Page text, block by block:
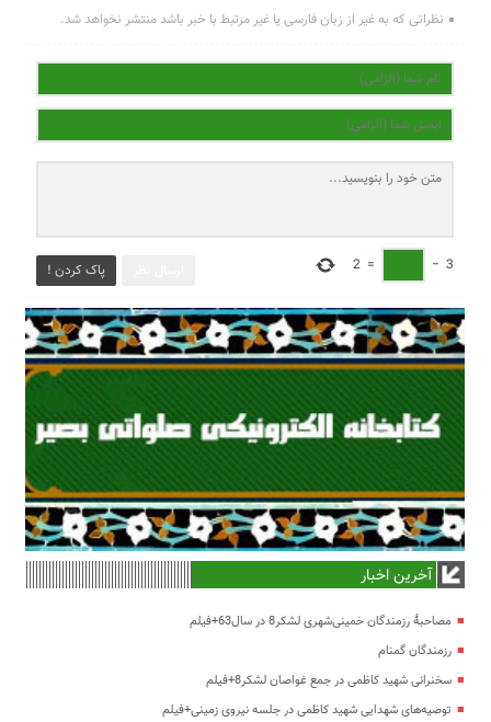
نظراتی که به غیر از زبان فارسی یا غیر مرتبط با خبر باشد منتشر نخواهد شد.
پاک کردن ! 3
−
=
2
آخرین اخبار
مصاحبۀ رزمندگان خمینی‌شهری لشکر8 در سال63+فیلم
رزمندگان گمنام
سخنرانی شهید کاظمی در جمع غواصان لشکر8+فیلم
توصیه‌های شهدایی شهید کاظمی در جلسه نیروی زمینی+فیلم